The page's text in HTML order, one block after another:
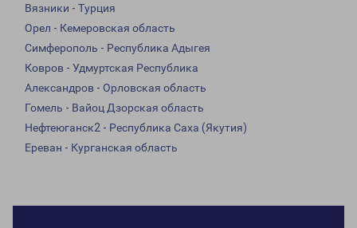
Вязники - Турция
Орел - Кемеровская область
Симферополь - Республика Адыгея
Ковров - Удмуртская Республика
Александров - Орловская область
Гомель - Вайоц Дзорская область
Нефтеюганск2 - Республика Саха (Якутия)
Ереван - Курганская область